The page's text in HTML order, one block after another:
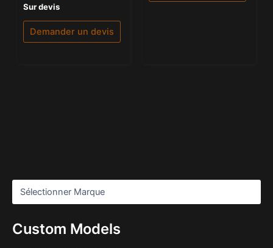
Custom Models
Note
0
sur
Sur devis
Demander un devis